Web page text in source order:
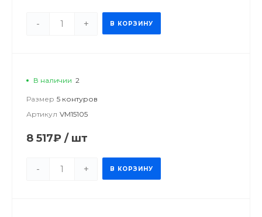
- + В КОРЗИНУ
В наличии 2
Размер 5 контуров
Артикул VM15105
8 517₽ / шт
- + В КОРЗИНУ